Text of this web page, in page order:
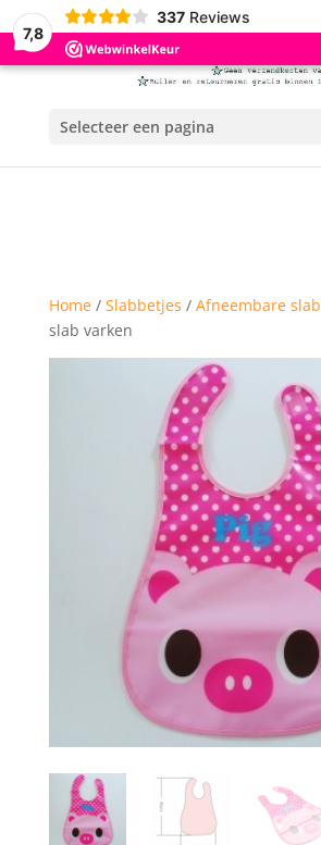
7,8
337 Reviews
Selecteer een pagina
Home/ Slabbetjes / Afneembare slab
slab varken